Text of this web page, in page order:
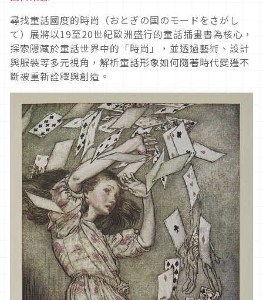
尋找童話國度的時尚（おとぎの国のモードをさがし
て）展將以19至20世紀歐洲盛行的童話插畫書為核心，
探索隱藏於童話世界中的「時尚」，並透過藝術、設計
與服裝等多元視角，解析童話形象如何隨著時代變遷不
斷被重新詮釋與創造。